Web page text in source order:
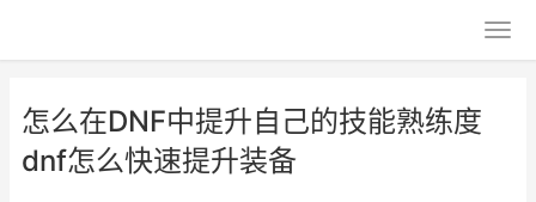
怎么在DNF中提升自己的技能熟练度
dnf怎么快速提升装备